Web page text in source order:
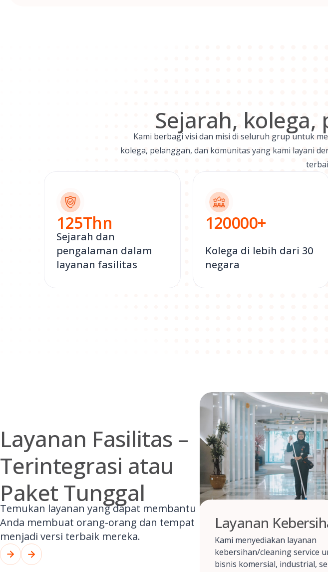
Sejarah, kolega,
Kami berbagi visi dan misi di seluruh grup untuk
kolega, pelanggan, dan komunitas yang kami layani
125Thn
Sejarah dan
pengalaman dalam
layanan fasilitas
120000+
Kolega di lebih dari 30
negara
Layanan Fasilitas –
Terintegrasi atau
Paket Tunggal
Temukan layanan yang dapat membantu
Anda membuat orang-orang dan tempat
menjadi versi terbaik mereka.
Layanan
Kami menyediakan layanan
kebersihan/cleaning service
bisnis komersial, industrial,